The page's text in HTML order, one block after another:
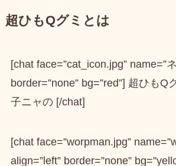
超ひもQグミとは
[chat face=”cat_icon.jpg” name=”
border=”none” bg=”red”] 超ひもQ
子ニャの [/chat]
[chat face=”worpman.jpg”
align=”left” border=”none”